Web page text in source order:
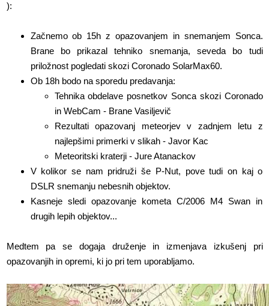
):
Začnemo ob 15h z opazovanjem in snemanjem Sonca.
Brane bo prikazal tehniko snemanja, seveda bo tudi
priložnost pogledati skozi Coronado SolarMax60.
Ob 18h bodo na sporedu predavanja:
Tehnika obdelave posnetkov Sonca skozi Coronado
in WebCam - Brane Vasiljevič
Rezultati opazovanj meteorjev v zadnjem letu z
najlepšimi primerki v slikah - Javor Kac
Meteoritski kraterji - Jure Atanackov
V kolikor se nam pridruži še P-Nut, pove tudi on kaj o
DSLR snemanju nebesnih objektov.
Kasneje sledi opazovanje kometa C/2006 M4 Swan in
drugih lepih objektov...
Medtem pa se dogaja druženje in izmenjava izkušenj pri
opazovanjih in opremi, ki jo pri tem uporabljamo.